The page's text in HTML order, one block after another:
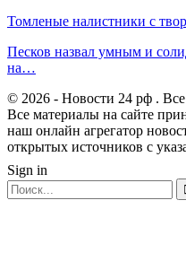
Томленые налистники с
Песков назвал умным и
на…
© 2026 - Новости 24 рф .
Все материалы на сайте
наш онлайн агрегатор
открытых источников с
Sign in